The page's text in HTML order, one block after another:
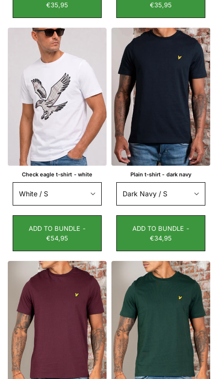
€35,95
€35,95
Check eagle t-shirt - white
ADD TO BUNDLE -
€54,95
Plain t-shirt - dark navy
ADD TO BUNDLE -
€34,95